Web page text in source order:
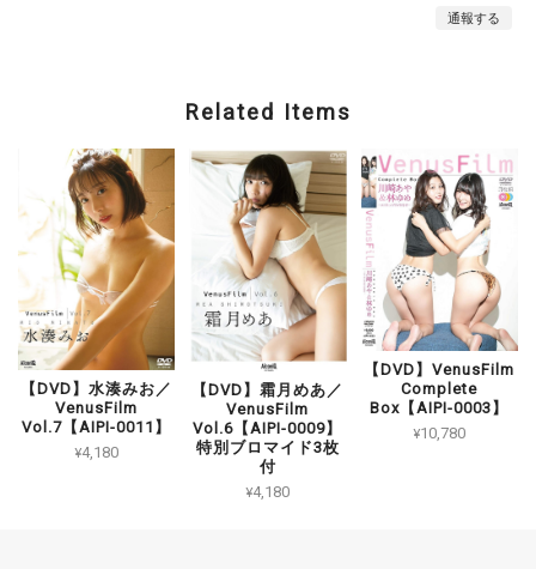
通報する
Related Items
【DVD】水湊みお／
VenusFilm
Vol.7【AIPI-0011】
¥4,180
【DVD】霜月めあ／
VenusFilm
Vol.6【AIPI-0009】
特別ブロマイド3枚
付
¥4,180
【DVD】VenusFilm
Complete
Box【AIPI-0003】
¥10,780